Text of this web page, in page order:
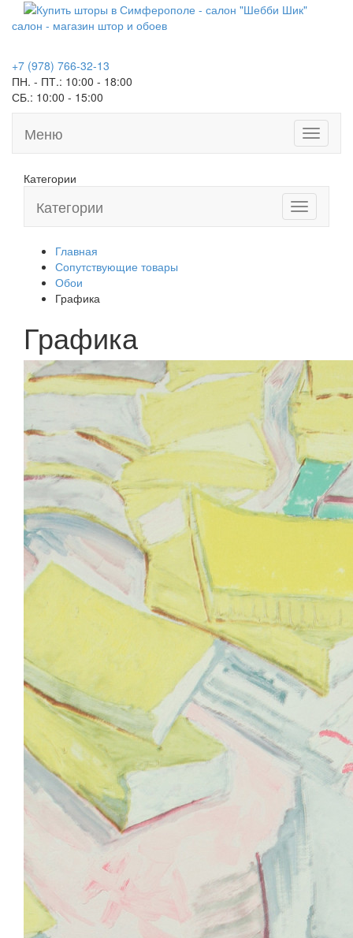
салон - магазин штор и обоев
+7 (978) 766-32-13
ПН. - ПТ.: 10:00 - 18:00
СБ.: 10:00 - 15:00
Toggle
Меню
Категории
Toggle
navigation
Категории
Главная
Сопутствующие товары
Обои
Графика
Графика